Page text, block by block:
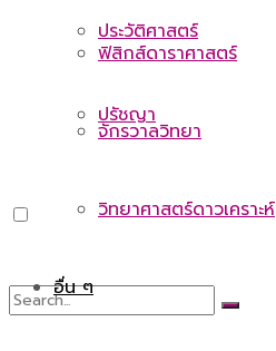
ประวัติศาสตร์
ปรัชญา
ฟิสิกส์ดาราศาสตร์
จักรวาลวิทยา
วิทยาศาสตร์ดาวเคราะห์
อื่น ๆ